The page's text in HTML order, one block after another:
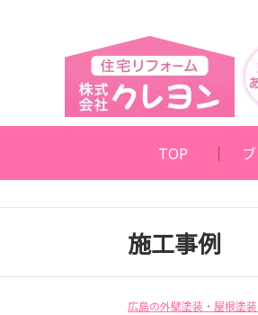
TOP
施工事例
広島の外壁塗装・屋根塗